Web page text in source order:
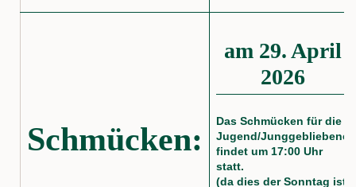
Schmücken:
am 29. April
2026
Das Schmücken für die
Jugend/Junggebliebene
findet um 17:00 Uhr
statt.
(da dies der Sonntag ist